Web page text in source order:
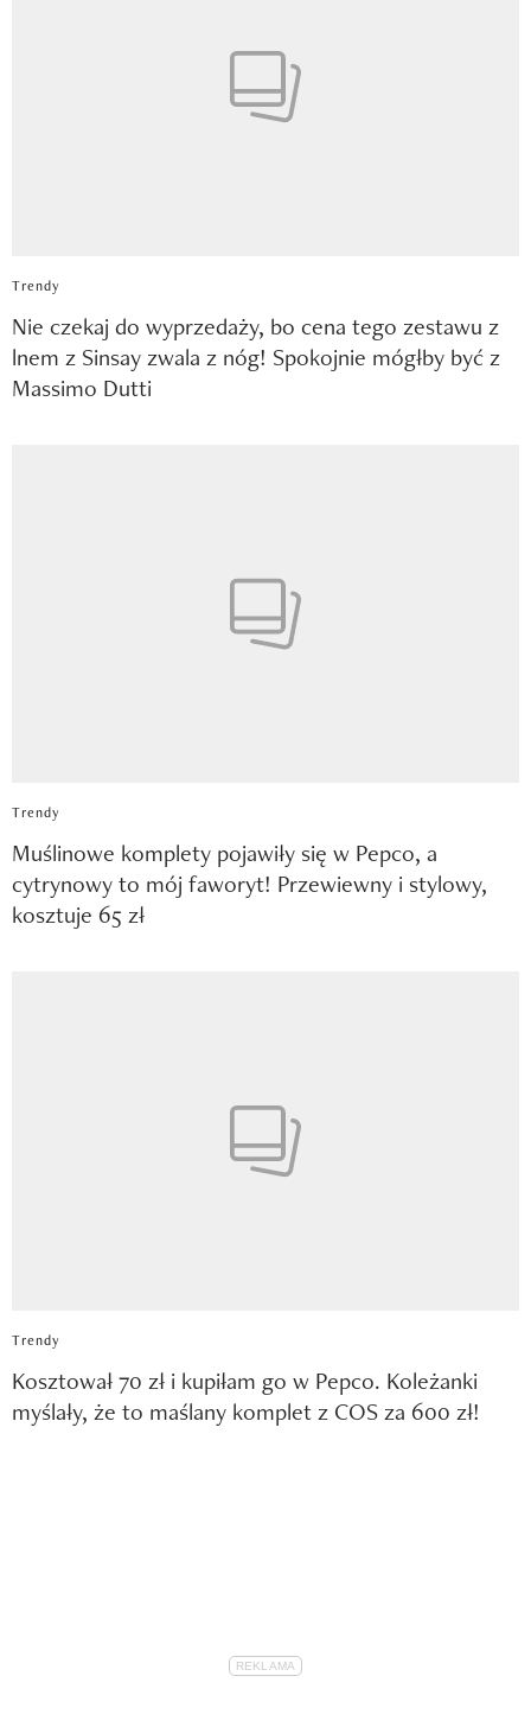
Trendy
Nie czekaj do wyprzedaży, bo cena tego zestawu z
lnem z Sinsay zwala z nóg! Spokojnie mógłby być z
Massimo Dutti
Trendy
Muślinowe komplety pojawiły się w Pepco, a
cytrynowy to mój faworyt! Przewiewny i stylowy,
kosztuje 65 zł
Trendy
Kosztował 70 zł i kupiłam go w Pepco. Koleżanki
myślały, że to maślany komplet z COS za 600 zł!